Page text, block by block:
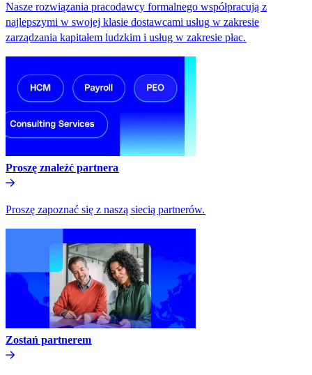
Nasze rozwiązania pracodawcy formalnego współpracują z
najlepszymi w swojej klasie dostawcami usług w zakresie
zarządzania kapitałem ludzkim i usług w zakresie płac.​​
Proszę znaleźć partnera​​
Proszę zapoznać się z naszą siecią partnerów.​​
Zostań partnerem​​